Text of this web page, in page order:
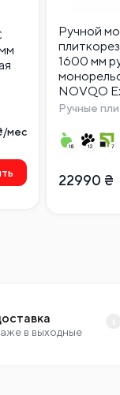
мес
Ручной
1600 мм
NOVQO
Ручные
22990 ₴
в выходные